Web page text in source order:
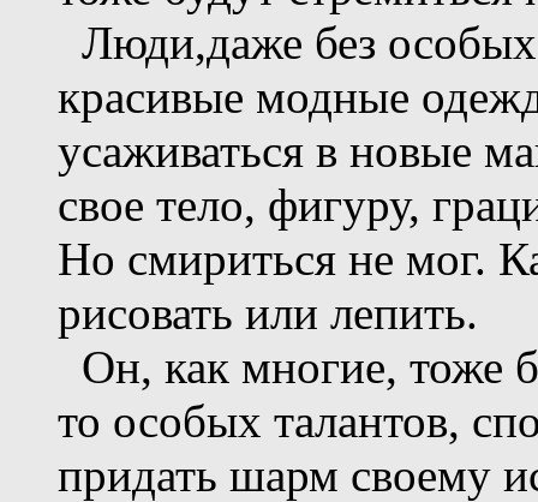
Люди,даже без особых
красивые модные
усаживаться в новые
свое тело, фигуру,
Но смириться не мог.
рисовать или лепить.
Он, как многие, тоже
то особых талантов,
придать шарм своему